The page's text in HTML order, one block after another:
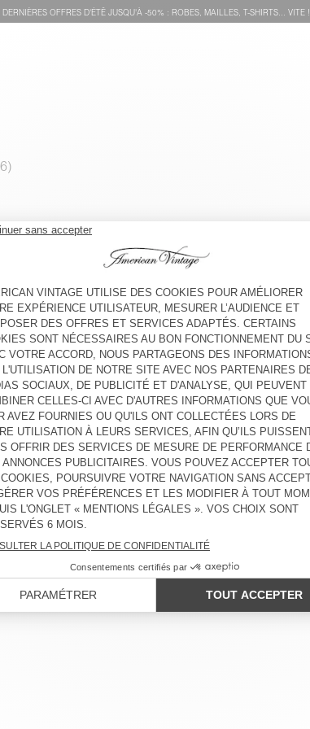
DERNIÈRES OFFRES D'ÉTÊ JUSQU'À -50% : ROBES, MAILLES, T-SHIRTS... VITE !
VESTE ENFANT UZATOWN
VESTE ENFANT SNOPDOG -
20 YEARS
MENTIONS LÉGALES NOS BOUTIQUES